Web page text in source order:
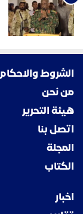
الشروط والاحكام
من نحن
هيئة التحرير
اتصل بنا
المجلة
الكتاب
اخبار